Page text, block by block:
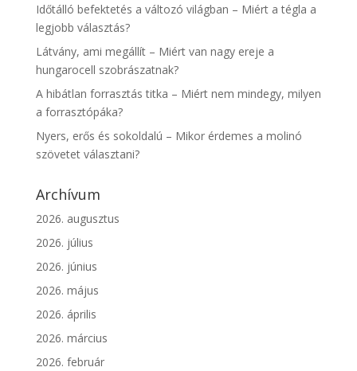
Időtálló befektetés a változó világban – Miért a tégla a
legjobb választás?
Látvány, ami megállít – Miért van nagy ereje a
hungarocell szobrászatnak?
A hibátlan forrasztás titka – Miért nem mindegy, milyen
a forrasztópáka?
Nyers, erős és sokoldalú – Mikor érdemes a molinó
szövetet választani?
Archívum
2026. augusztus
2026. július
2026. június
2026. május
2026. április
2026. március
2026. február